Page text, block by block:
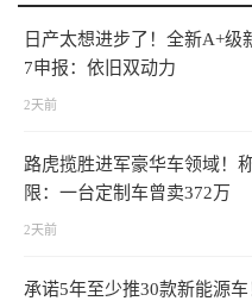
日产太想进步了！全新A+级
7申报：依旧双动力
2天前
路虎揽胜进军豪华车领域！
限：一台定制车曾卖372万
2天前
承诺5年至少推30款新能源